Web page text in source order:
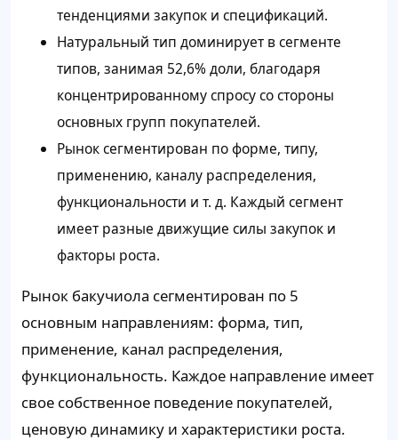
тенденциями закупок и спецификаций.
Натуральный тип доминирует в сегменте
типов, занимая 52,6% доли, благодаря
концентрированному спросу со стороны
основных групп покупателей.
Рынок сегментирован по форме, типу,
применению, каналу распределения,
функциональности и т. д. Каждый сегмент
имеет разные движущие силы закупок и
факторы роста.
Рынок бакучиола сегментирован по 5
основным направлениям: форма, тип,
применение, канал распределения,
функциональность. Каждое направление имеет
свое собственное поведение покупателей,
ценовую динамику и характеристики роста.